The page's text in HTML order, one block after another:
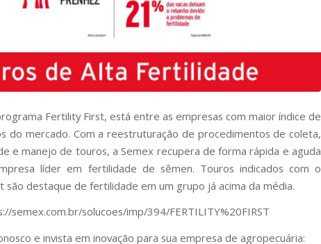
Fertility First, está entre as empresas com maior índice de
do mercado. Com a reestruturação de procedimentos de coleta,
e manejo de touros, a Semex recupera de forma rápida e aguda
líder em fertilidade de sêmen. Touros indicados com o
são destaque de fertilidade em um grupo já acima da média.
semex.com.br/solucoes/imp/394/FERTILITY%20FIRST
e invista em inovação para sua empresa de agropecuária: